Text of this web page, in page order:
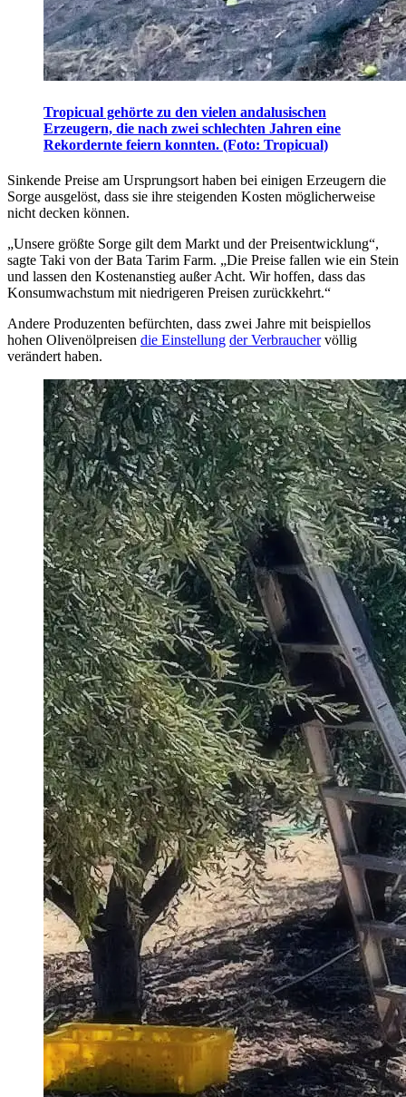
Tropicual gehörte zu den vielen andalusischen
Erzeugern, die nach zwei schlechten Jahren eine
Rekordernte feiern konnten. (Foto: Tropicual)
Sinkende Preise am Ursprungsort haben bei einigen Erzeugern die
Sorge ausgelöst, dass sie ihre steigenden Kosten möglicherweise
nicht decken können.
„Unsere größte Sorge gilt dem Markt und der Preisentwicklung“,
sagte Taki von der Bata Tarim Farm. „Die Preise fallen wie ein Stein
und lassen den Kostenanstieg außer Acht. Wir hoffen, dass das
Konsumwachstum mit niedrigeren Preisen zurückkehrt.“
Andere Produzenten befürchten, dass zwei Jahre mit beispiellos
hohen Olivenölpreisen die Einstellung der Verbrauchervöllig
verändert haben.